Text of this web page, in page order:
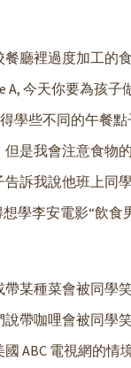
廳裡過度加工的
A, 今天你要為孩子
學些不同的午餐
是我會注意食物
訴我說他班上同
學李安電影“飲
某種菜會被同學
帶咖哩會被同學
ABC 電視網的情